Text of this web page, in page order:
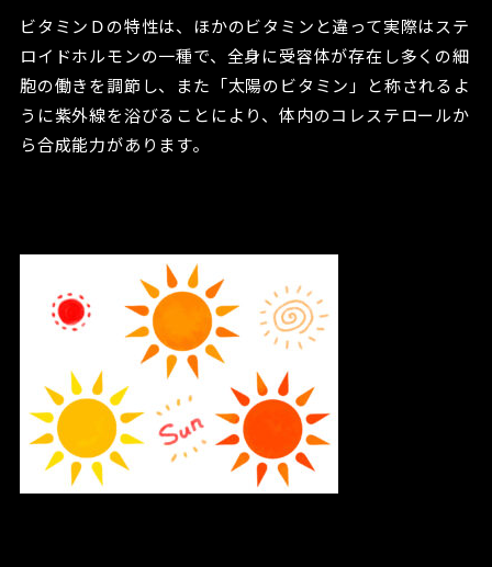
ビタミンＤの特性は、ほかのビタミンと違って実際はステ
ロイドホルモンの一種で、全身に受容体が存在し多くの細
胞の働きを調節し、また「太陽のビタミン」と称されるよ
うに紫外線を浴びることにより、体内のコレステロールか
ら合成能力があります。